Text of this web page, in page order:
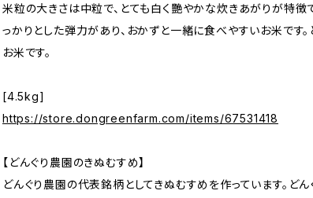
米粒の大きさは中粒で、とても白く艷やかな炊きあがりが特徴
っかりとした弾力があり、おかずと一緒に食べやすいお米です
お米です。
[4.5kg]
https://store.dongreenfarm.com/items/67531418
【どんぐり農園のきぬむすめ】
どんぐり農園の代表銘柄としてきぬむすめを作っています。ど